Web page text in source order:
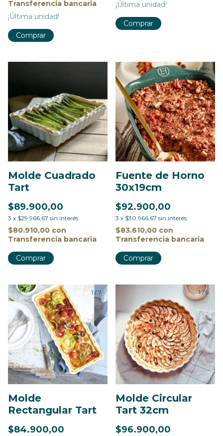
Transferencia bancaria
¡Última unidad!
Comprar
¡Última unidad!
Comprar
1 / 10
Molde Cuadrado
Tart
$89.900,00
3 x $29.966,67 sin interés
$80.910,00 con
Transferencia bancaria
Comprar
1/10
Fuente de Horno
30x19cm
$92.900,00
3 x $30.966,67 sin interés
$83.610,00 con
Transferencia bancaria
Comprar
1/ 7
Molde
Rectangular Tart
$84.900,00
1/9
Molde Circular
Tart 32cm
$96.900,00